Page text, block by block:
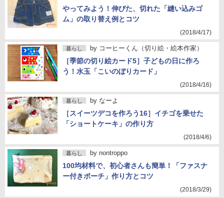
やってみよう！伸びた、切れた「縫い込みゴ
ム」の取り替え例とコツ
(2018/4/17)
暮らし by コーヒーくん（切り絵・絵本作家）
［季節の切り絵カード5］子どもの日に作ろ
う！水玉「こいのぼりカード」
(2018/4/16)
暮らし by なーよ
［スイーツデコを作ろう16］イチゴを乗せた
「ショートケーキ」の作り方
(2018/4/6)
暮らし by nontroppo
100均材料で、初心者さんも簡単！「ファスナ
ー付きポーチ」作り方とコツ
(2018/3/29)